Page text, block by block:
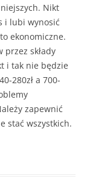
Nikt
i lubi wynosić
ekonomiczne.
składy
i tak nie będzie
280zł a 700-
zapewnić
stać wszystkich.